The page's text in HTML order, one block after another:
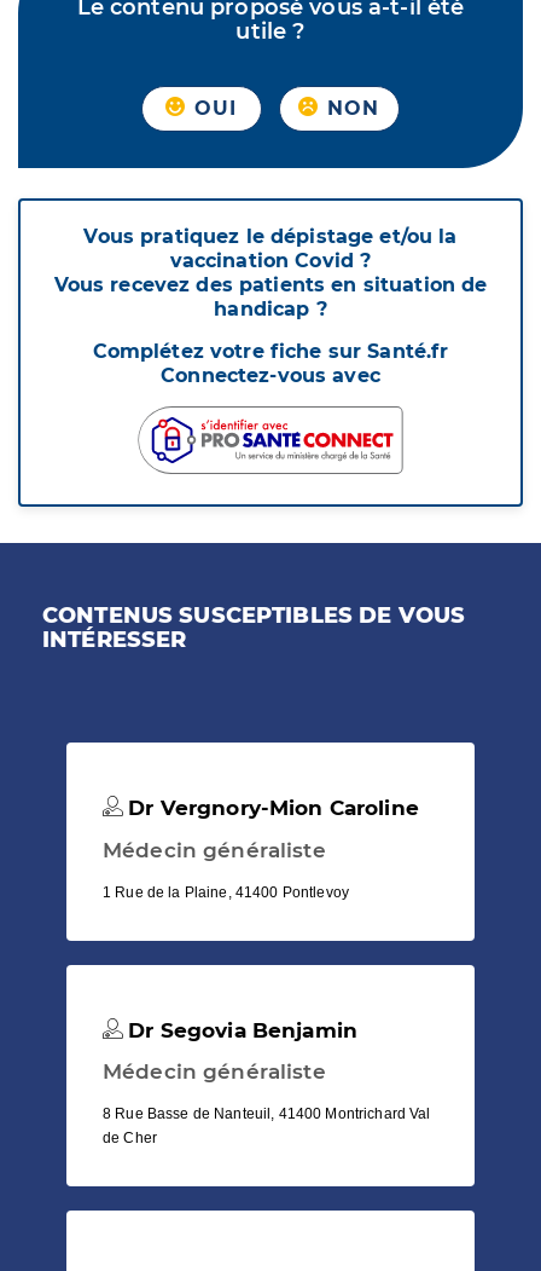
Le contenu proposé vous a-t-il été
utile ?
OUI NON
Vous pratiquez le dépistage et/ou la
vaccination Covid ?
Vous recevez des patients en situation de
handicap ?
Complétez votre fiche sur Santé.fr
Connectez-vous avec
CONTENUS SUSCEPTIBLES DE VOUS
INTÉRESSER
Dr Vergnory-Mion Caroline
Médecin généraliste
1 Rue de la Plaine, 41400 Pontlevoy
Dr Segovia Benjamin
Médecin généraliste
8 Rue Basse de Nanteuil, 41400 Montrichard Val
de Cher